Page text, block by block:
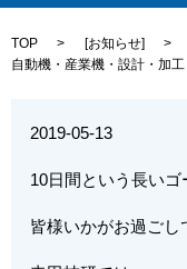
TOP [お知らせ]
自動機・産業機・設計・加
2019-05-13
10日間という長いゴ
皆様いかがお過ごし